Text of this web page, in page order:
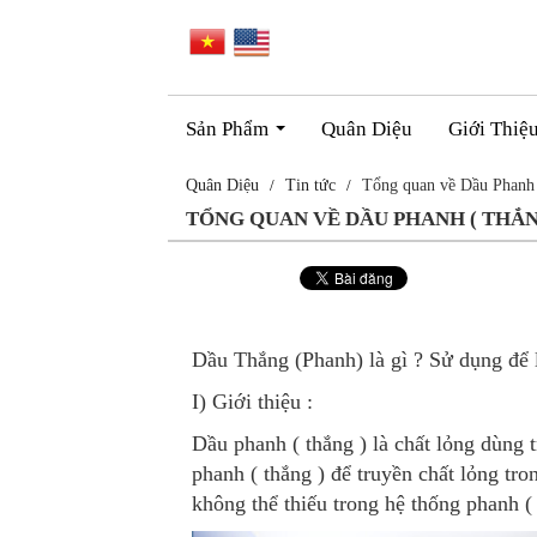
Sản Phẩm Quân Diệu Giới
Quân Diệu Tin tức Tổng quan về Dầu
TỔNG QUAN VỀ DẦU PHANH (
Dầu Thắng (Phanh) là gì ? Sử dụng để
I) Giới thiệu :
Dầu phanh ( thắng ) là chất lỏng
phanh ( thắng ) để truyền chất lỏng
không thể thiếu trong hệ thống phanh